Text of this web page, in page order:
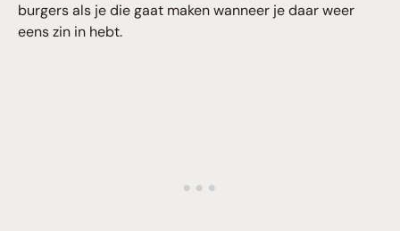
burgers als je die gaat maken wanneer je daar weer
eens zin in hebt.